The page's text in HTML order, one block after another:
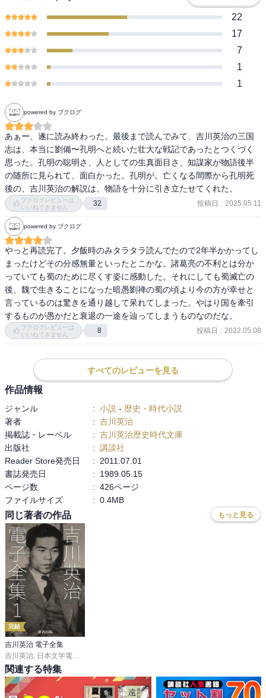
22
17
7
1
1
powered by ブクログ
あぁー、遂に読み終わった。最後まで読んでみて、吉川英治の三国
志は、本当に劉備〜孔明へと続いた壮大な戦記であったとつくづく
思った。孔明の聡明さ、人としての生真面目さ、知謀家が物語後半
の随所に見られて、面白かった。孔明が。亡くなる間際から孔明死
後の、吉川英治の解説は、物語を十分に引き立たせてくれた。
ブクログレビューは
いいねできません
32 投稿日 : 2025.05.11
powered by ブクログ
やっと再読完了。夕飯時のみタラタラ読んでたので2年半かかってし
まったけどその分感無量といったとこかな。諸葛亮の不利とは分か
っていても蜀のために尽くす姿に感動した。それにしても蜀滅亡の
後、魏で生きることになった暗愚劉禅の蜀の頃より今の方が幸せと
言っているのは驚きを通り越して呆れてしまった。やはり国を牽引
するものが愚かだと衰退の一途を辿ってしまうものなのだな。
ブクログレビューは
いいねできません
8 投稿日 : 2022.05.08
すべてのレビューを見る
作品情報
ジャンル : 小説 - 歴史・時代小説
著者
: 吉川英治
掲載誌・レーベル
: 吉川英治歴史時代文庫
出版社
: 講談社
Reader Store発売日
:
2011.07.01
書誌発売日
:
1989.05.15
ページ数
: 426ページ
ファイルサイズ
: 0.4MB
同じ著者の作品 もっと見る
完結
吉川英治 電子全集
吉川英治 日本文学電子全集編集委員会
関連する特集